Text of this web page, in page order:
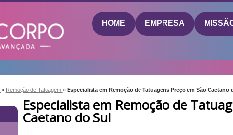
HOME EMPRESA
» Remoção de Tatuagem » Especialista em Remoção de Tatuagens Preço em São Caetano
Especialista em Remoção de
Caetano do Sul